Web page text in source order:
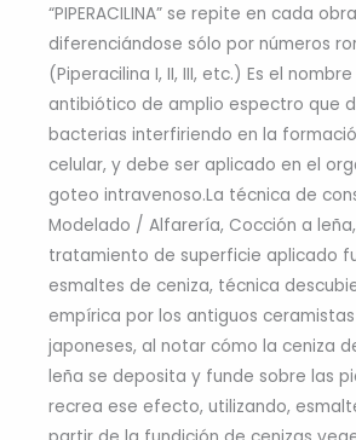
“PIPERACILINA” se repite en cada
diferenciándose sólo por números
(Piperacilina I, II, III, etc.) Es el
antibiótico de amplio espectro que
bacterias interfiriendo en la
celular, y debe ser aplicado en el
goteo intravenoso.La técnica de
Modelado / Alfarería, Cocción a leña,
tratamiento de superficie aplicado
esmaltes de ceniza, técnica
empírica por los antiguos
japoneses, al notar cómo la ceniza
leña se deposita y funde sobre las
recrea ese efecto, utilizando,